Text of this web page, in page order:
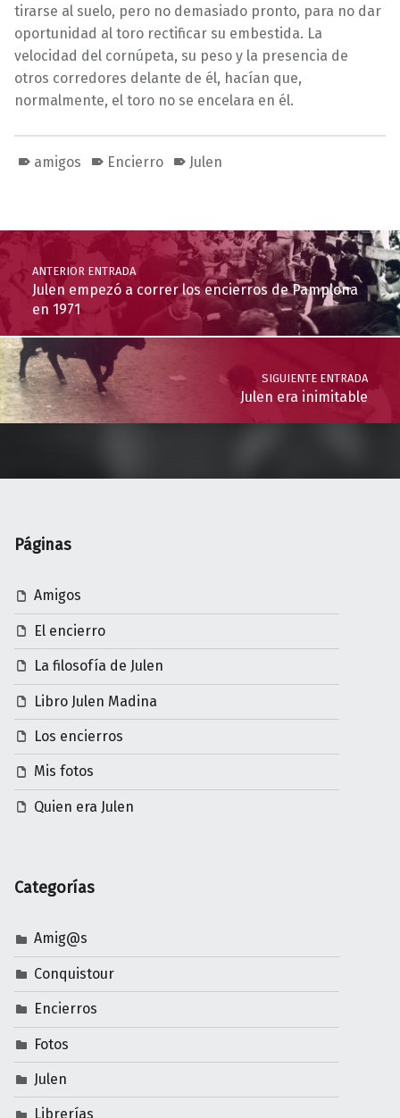
tirarse al suelo, pero no demasiado pronto, para no dar
oportunidad al toro rectificar su embestida. La
velocidad del cornúpeta, su peso y la presencia de
otros corredores delante de él, hacían que,
normalmente, el toro no se encelara en él.
amigos Encierro Julen
Navegación de entradas
ANTERIOR ENTRADA
Julen empezó a correr los encierros de Pamplona
en 1971
SIGUIENTE ENTRADA
Julen era inimitable
Páginas
Amigos
El encierro
La filosofía de Julen
Libro Julen Madina
Los encierros
Mis fotos
Quien era Julen
Categorías
Amig@s
Conquistour
Encierros
Fotos
Julen
Librerías